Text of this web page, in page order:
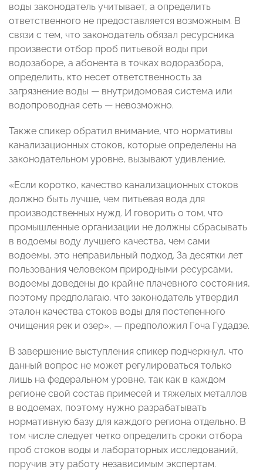
воды законодатель учитывает, а определить
ответственного не предоставляется возможным. В
связи с тем, что законодатель обязал ресурсника
произвести отбор проб питьевой воды при
водозаборе, а абонента в точках водоразбора,
определить, кто несет ответственность за
загрязнение воды — внутридомовая система или
водопроводная сеть — невозможно.
Также спикер обратил внимание, что нормативы
канализационных стоков, которые определены на
законодательном уровне, вызывают удивление.
«Если коротко, качество канализационных стоков
должно быть лучше, чем питьевая вода для
производственных нужд. И говорить о том, что
промышленные организации не должны сбрасывать
в водоемы воду лучшего качества, чем сами
водоемы, это неправильный подход. За десятки лет
пользования человеком природными ресурсами,
водоемы доведены до крайне плачевного состояния,
поэтому предполагаю, что законодатель утвердил
эталон качества стоков воды для постепенного
очищения рек и озер», — предположил Гоча Гудадзе.
В завершение выступления спикер подчеркнул, что
данный вопрос не может регулироваться только
лишь на федеральном уровне, так как в каждом
регионе свой состав примесей и тяжелых металлов
в водоемах, поэтому нужно разрабатывать
нормативную базу для каждого региона отдельно. В
том числе следует четко определить сроки отбора
проб стоков воды и лабораторных исследований,
поручив эту работу независимым экспертам.